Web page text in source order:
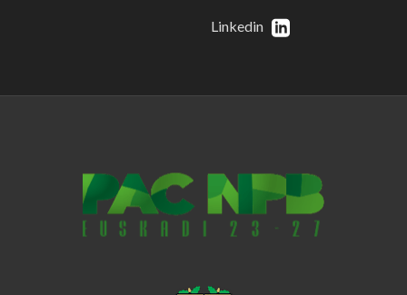
Linkedin